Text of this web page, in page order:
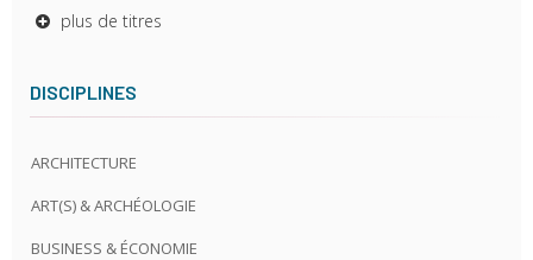
plus de titres
DISCIPLINES
ARCHITECTURE
ART(S) & ARCHÉOLOGIE
BUSINESS & ÉCONOMIE